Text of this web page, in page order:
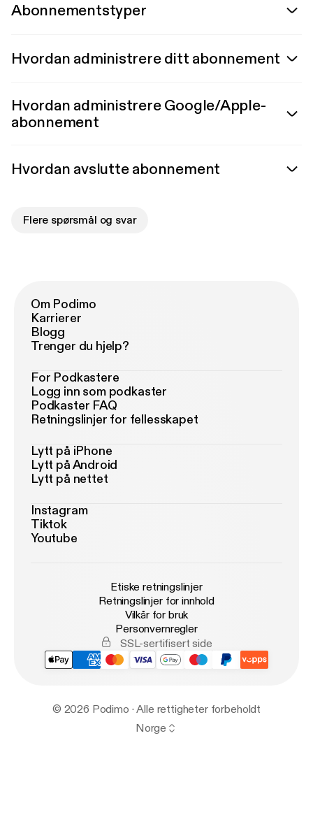
Abonnementstyper
Hvordan administrere ditt abonnement
Hvordan administrere Google/Apple-
abonnement
Hvordan avslutte abonnement
Flere spørsmål og svar
Om Podimo
Karrierer
Blogg
Trenger du hjelp?
For Podkastere
Logg inn som podkaster
Podkaster FAQ
Retningslinjer for fellesskapet
Lytt på iPhone
Lytt på Android
Lytt på nettet
Instagram
Tiktok
Youtube
Etiske retningslinjer
Retningslinjer for innhold
Vilkår for bruk
Personvernregler
SSL-sertifisert side
© 2026 Podimo · Alle rettigheter forbeholdt
Norge